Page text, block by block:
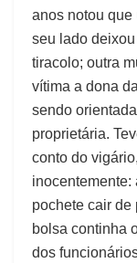
anos notou que
seu lado
tiracolo; outra
vítima a dona
sendo
proprietária.
conto do
inocentemente:
pochete cair de
bolsa continha
dos